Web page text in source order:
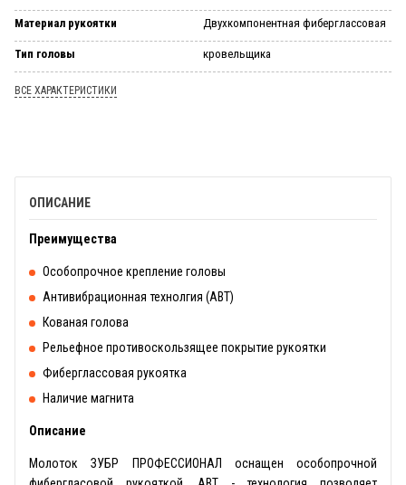
Материал рукоятки Двухкомпонентная фиберглассовая
Тип головы кровельщика
ВСЕ ХАРАКТЕРИСТИКИ
ОПИСАНИЕ
Преимущества
Особопрочное крепление головы
Антивибрационная технолгия (АВТ)
Кованая голова
Рельефное противоскользящее покрытие рукоятки
Фиберглассовая рукоятка
Наличие магнита
Описание
Молоток ЗУБР ПРОФЕССИОНАЛ оснащен особопрочной